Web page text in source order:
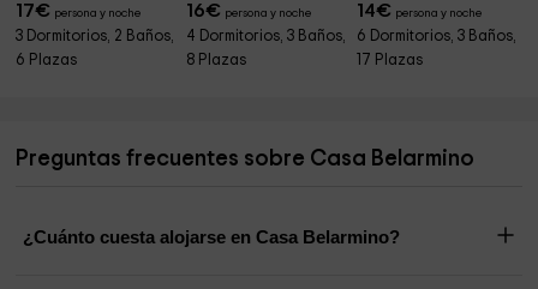
17€ persona y noche
3 Dormitorios, 2 Baños,
6 Plazas
16€ persona y noche
4 Dormitorios, 3 Baños,
8 Plazas
14€ persona y noche
6 Dormitorios, 3 Baños,
17 Plazas
Preguntas frecuentes sobre Casa Belarmino
¿Cuánto cuesta alojarse en Casa Belarmino?